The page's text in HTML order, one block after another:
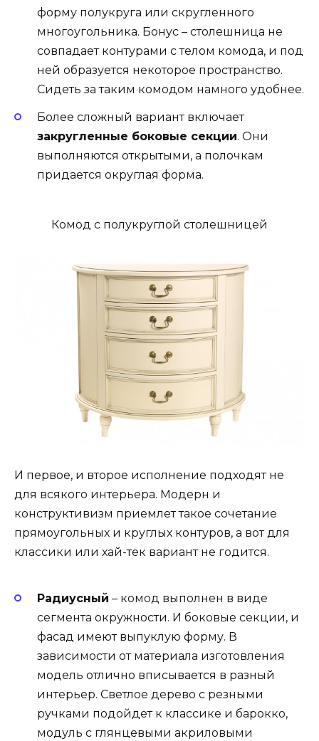
форму полукруга или скругленного
многоугольника. Бонус – столешница не
совпадает контурами с телом комода, и под
ней образуется некоторое пространство.
Сидеть за таким комодом намного удобнее.
Более сложный вариант включает
закругленные боковые секции. Они
выполняются открытыми, а полочкам
придается округлая форма.
Комод с полукруглой столешницей
И первое, и второе исполнение подходят не
для всякого интерьера. Модерн и
конструктивизм приемлет такое сочетание
прямоугольных и круглых контуров, а вот для
классики или хай-тек вариант не годится.
Радиусный – комод выполнен в виде
сегмента окружности. И боковые секции, и
фасад имеют выпуклую форму. В
зависимости от материала изготовления
модель отлично вписывается в разный
интерьер. Светлое дерево с резными
ручками подойдет к классике и барокко,
модуль с глянцевыми акриловыми